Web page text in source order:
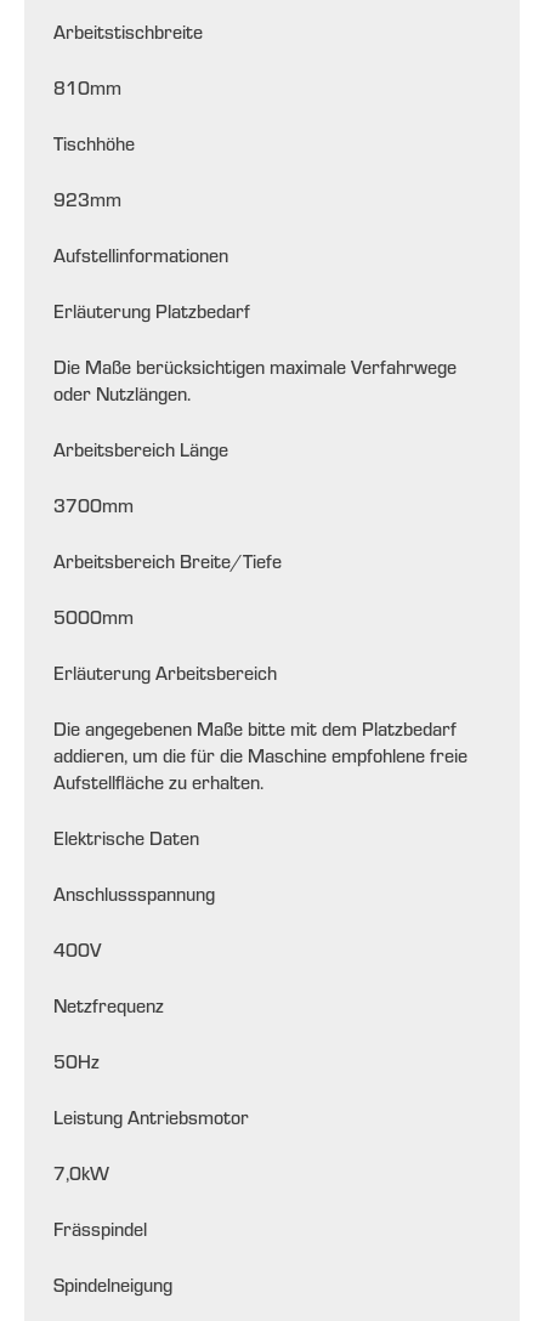
Arbeitstischbreite
810mm
Tischhöhe
923mm
Aufstellinformationen
Erläuterung Platzbedarf
Die Maße berücksichtigen maximale Verfahrwege
oder Nutzlängen.
Arbeitsbereich Länge
3700mm
Arbeitsbereich Breite/Tiefe
5000mm
Erläuterung Arbeitsbereich
Die angegebenen Maße bitte mit dem Platzbedarf
addieren, um die für die Maschine empfohlene freie
Aufstellfläche zu erhalten.
Elektrische Daten
Anschlussspannung
400V
Netzfrequenz
50Hz
Leistung Antriebsmotor
7,0kW
Frässpindel
Spindelneigung